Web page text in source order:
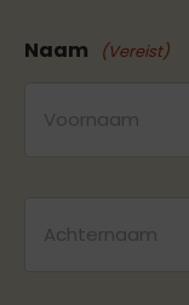
Naam (Vereist)